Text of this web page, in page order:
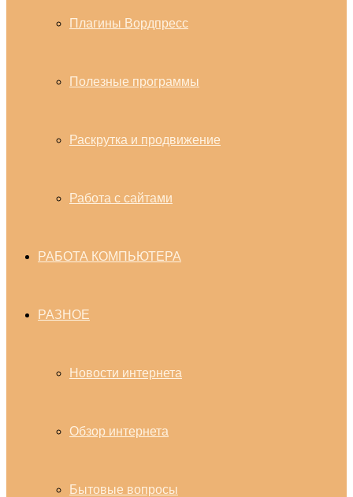
Плагины Вордпресс
Полезные программы
Раскрутка и продвижение
Работа с сайтами
РАБОТА КОМПЬЮТЕРА
РАЗНОЕ
Новости интернета
Обзор интернета
Бытовые вопросы